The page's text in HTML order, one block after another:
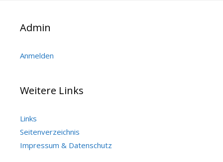
Admin
Anmelden
Weitere Links
Links
Seitenverzeichnis
Impressum & Datenschutz